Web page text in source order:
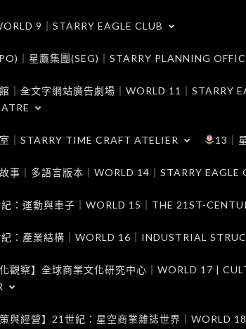
9｜STARRY EAGLE CLUB
｜星鷹集團(SEG)｜STARRY PLANNING
｜全文字網站廣告劇場｜WORLD 11｜STARRY
｜STARRY TIME CRAFT ATELIER 13｜
事｜多語言版本｜WORLD 14｜STARRY
：運動與車子｜WORLD 15｜THE 21ST-
：產業結構｜WORLD 16｜INDUSTRIAL
觀察】全球商業文化研究中心｜WORLD 17 |
與經營】21世紀：星空商業雜誌世界｜WORLD